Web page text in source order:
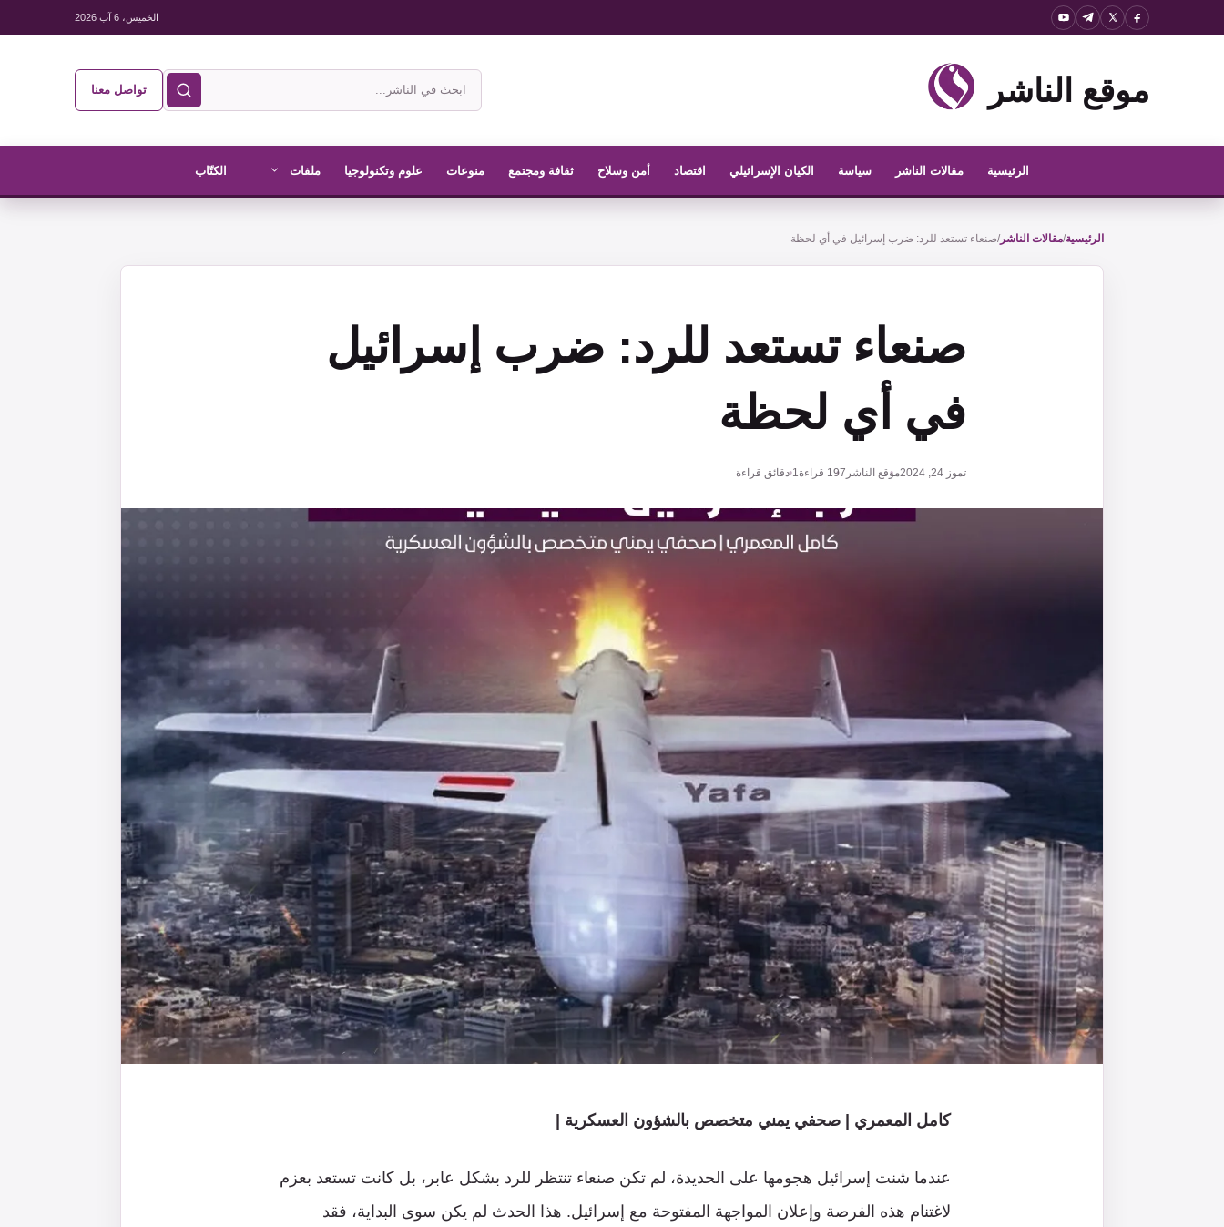
الخميس، 6 آب 2026
موقع الناشر
ابحث
في
الناشر
تواصل معنا
الرئيسية مقالات الناشر سياسة الكيان الإسرائيلي اقتصاد أمن وسلاح ثقافة ومجتمع منوعات علوم وتكنولوجيا ملفات الكتّاب
الرئيسية/مقالات الناشر/صنعاء تستعد للرد: ضرب إسرائيل في أي لحظة
صنعاء تستعد للرد: ضرب إسرائيل
في أي لحظة
تموز 24, 2024 موقع الناشر 197 قراءة1 دقائق قراءة
كامل المعمري | صحفي يمني متخصص بالشؤون العسكرية |
عندما شنت إسرائيل هجومها على الحديدة، لم تكن صنعاء تنتظر للرد بشكل عابر، بل كانت تستعد بعزم
لاغتنام هذه الفرصة وإعلان المواجهة المفتوحة مع إسرائيل. هذا الحدث لم يكن سوى البداية، فقد